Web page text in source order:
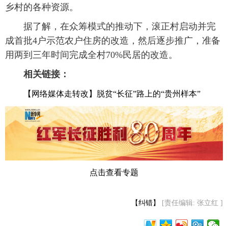
乡村的各种资源。
据了解，在众筹模式的推动下，滚正村启动并完
成首批4户示范农户住房的改造，然后逐步推广，准备
用两到三年时间完成全村70%民居的改造。
相关链接：
【网络媒体走转改】脱贫“长征”路上的“贵州样本”
点击查看专题
【纠错】 [责任编辑: 张立红 ]